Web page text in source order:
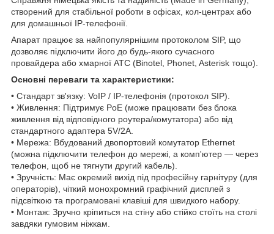
створений для стабільної роботи в офісах, кол-центрах або
для домашньої IP-телефонії.
Апарат працює за найпопулярнішим протоколом SIP, що
дозволяє підключити його до будь-якого сучасного
провайдера або хмарної АТС (Binotel, Phonet, Asterisk тощо).
Основні переваги та характеристики:
• Стандарт зв'язку: VoIP / IP-телефонія (протокол SIP).
• Живлення: Підтримує PoE (може працювати без блока
живлення від відповідного роутера/комутатора) або від
стандартного адаптера 5V/2A.
• Мережа: Вбудований двопортовий комутатор Ethernet
(можна підключити телефон до мережі, а комп'ютер — через
телефон, щоб не тягнути другий кабель).
• Зручність: Має окремий вихід під професійну гарнітуру (для
операторів), чіткий монохромний графічний дисплей з
підсвіткою та програмовані клавіші для швидкого набору.
• Монтаж: Зручно кріпиться на стіну або стійко стоїть на столі
завдяки гумовим ніжкам.